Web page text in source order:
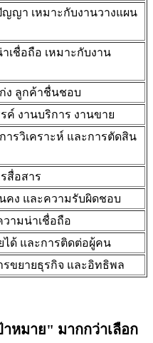
ญา เหมาะกับงานวางแผน
ชื่อถือ เหมาะกับงาน
ง ลูกค้าชื่นชอบ
ค์ งานบริการ งานขาย
รวิเคราะห์ และการตัดสิน
สื่อสาร
คง และความรับผิดชอบ
ามน่าเชื่อถือ
ได้ และการติดต่อผู้คน
รขยายธุรกิจ และอิทธิพล
หมาย" มากกว่าเลือก